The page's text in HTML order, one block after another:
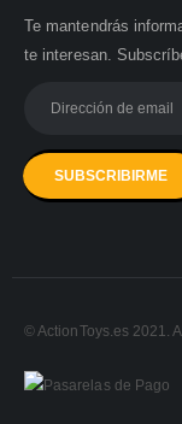
Te mantendrás
te interesan.
© ActionToys.es 2021.